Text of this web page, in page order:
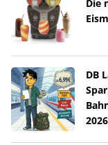
Die
DB